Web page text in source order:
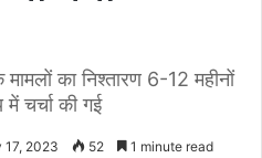
का निश्तारण 6-12 महीनों
चर्चा की गई
17, 2023 52 1 minute read